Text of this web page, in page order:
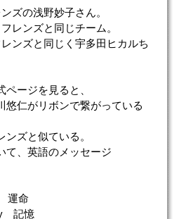
ズの浅野妙子さん。
レンズと同じチーム。
ンズと同じく宇多田ヒカルち
ージを見ると、
悠仁がリボンで繋がっている
ンズと似ている。
て、英語のメッセージ
運命
記憶